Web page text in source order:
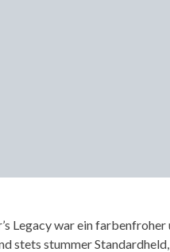
Legacy war ein
stets stummer